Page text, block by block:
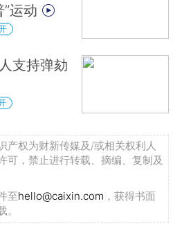
运动
支持弹劾
产权为财新传媒及/或相关权利人
可，禁止进行转载、摘编、复制及
至hello@caixin.com ，获得书面